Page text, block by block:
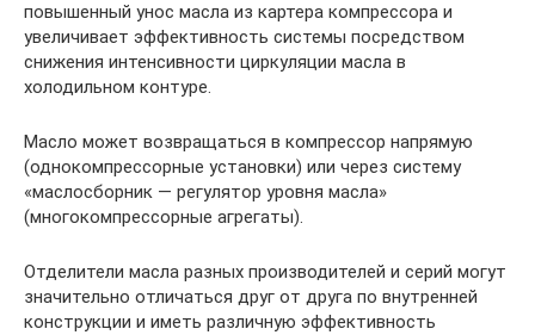
повышенный унос масла из картера компрессора и
увеличивает эффективность системы посредством
снижения интенсивности циркуляции масла в
холодильном контуре.
Масло может возвращаться в компрессор напрямую
(однокомпрессорные установки) или через систему
«маслосборник — регулятор уровня масла»
(многокомпрессорные агрегаты).
Отделители масла разных производителей и серий могут
значительно отличаться друг от друга по внутренней
конструкции и иметь различную эффективность